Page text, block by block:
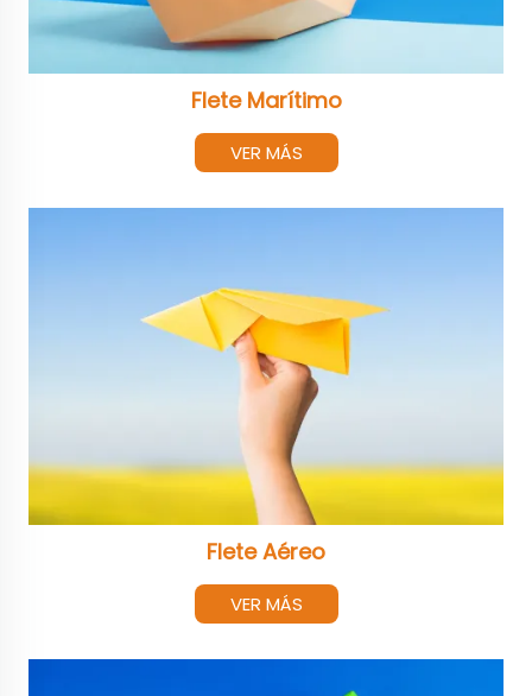
Flete Marítimo
VER MÁS
Flete Aéreo
VER MÁS